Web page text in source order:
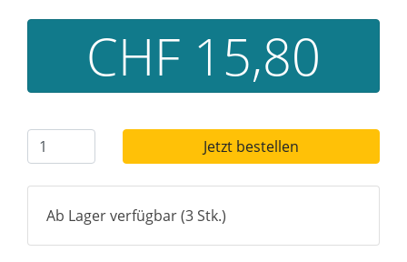
CHF 15,80
Jetzt bestellen
Ab Lager verfügbar (3 Stk.)